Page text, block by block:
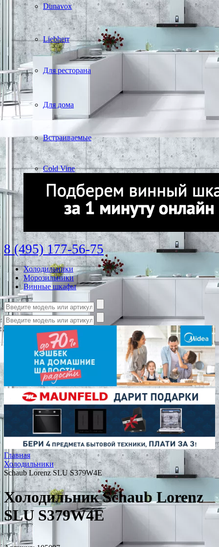
Dunavox
Liebherr
Для ресторана
Для дома
Встраиваемые
Cold Vine
8 (495) 177-56-75
Холодильники
Морозильники
Винные шкафы
Главная
Холодильники
Schaub Lorenz SLU S379W4E
Холодильник Schaub Lorenz
SLU S379W4E